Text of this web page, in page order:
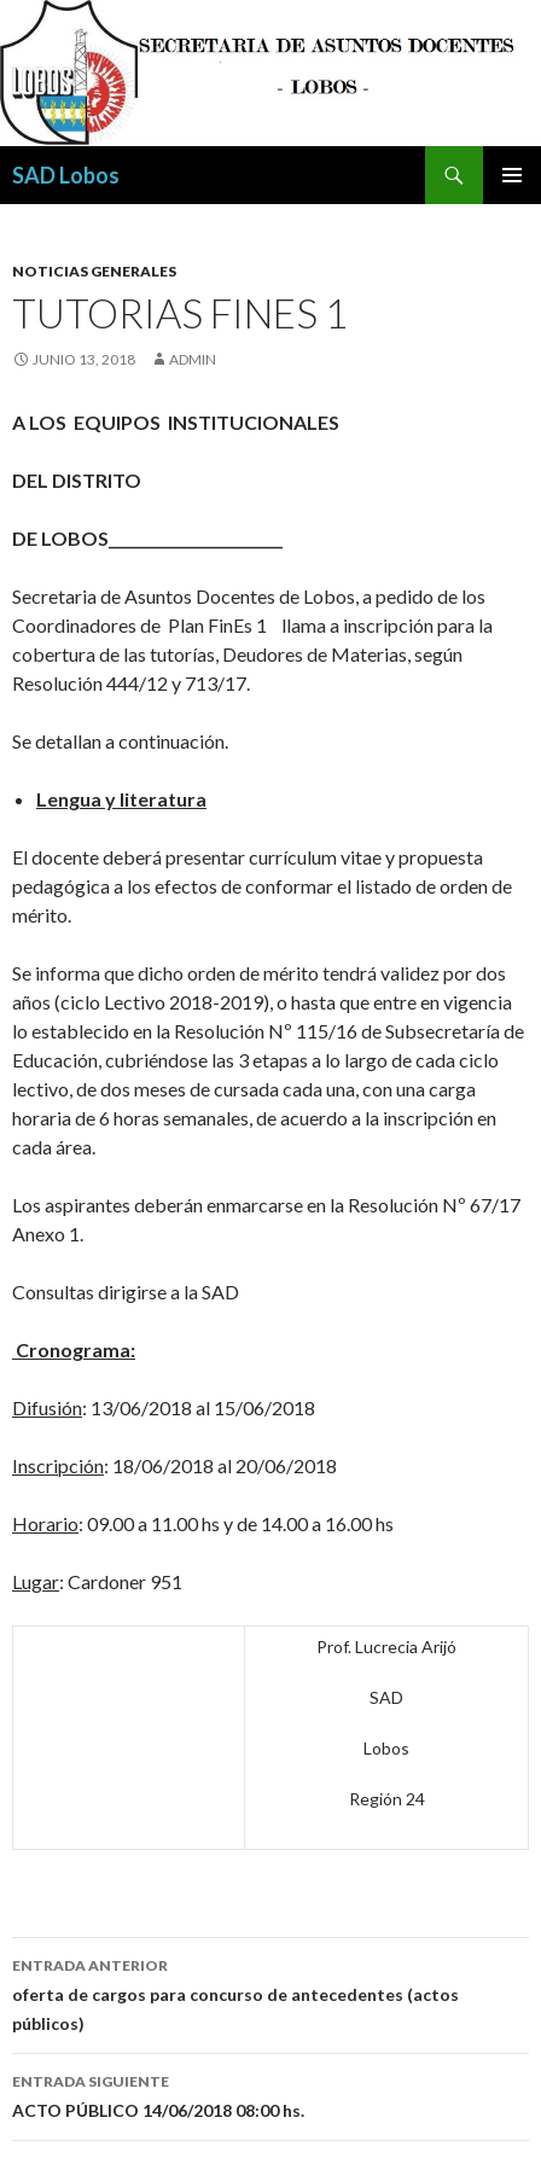
SAD Lobos
NOTICIAS GENERALES
TUTORIAS FINES 1
JUNIO 13, 2018 ADMIN
A LOS EQUIPOS INSTITUCIONALES
DEL DISTRITO
DE LOBOS________________________
Secretaria de Asuntos Docentes de Lobos, a pedido de los
Coordinadores de Plan FinEs 1 llama a inscripción para la
cobertura de las tutorías, Deudores de Materias, según
Resolución 444/12 y 713/17.
Se detallan a continuación.
Lengua y literatura
El docente deberá presentar currículum vitae y propuesta
pedagógica a los efectos de conformar el listado de orden de
mérito.
Se informa que dicho orden de mérito tendrá validez por dos
años (ciclo Lectivo 2018-2019), o hasta que entre en vigencia
lo establecido en la Resolución Nº 115/16 de Subsecretaría de
Educación, cubriéndose las 3 etapas a lo largo de cada ciclo
lectivo, de dos meses de cursada cada una, con una carga
horaria de 6 horas semanales, de acuerdo a la inscripción en
cada área.
Los aspirantes deberán enmarcarse en la Resolución Nº 67/17
Anexo 1.
Consultas dirigirse a la SAD
Cronograma:
Difusión: 13/06/2018 al 15/06/2018
Inscripción: 18/06/2018 al 20/06/2018
Horario: 09.00 a 11.00 hs y de 14.00 a 16.00 hs
Lugar: Cardoner 951
Prof. Lucrecia Arijó
SAD
Lobos
Región 24
Navegación
de
entradas
ENTRADA ANTERIOR
oferta de cargos para concurso de antecedentes (actos
públicos)
ENTRADA SIGUIENTE
ACTO PÚBLICO 14/06/2018 08:00 hs.